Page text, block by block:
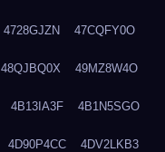
4728GJZN 47CQFY0O
48QJBQ0X 49MZ8W4O
4B13IA3F 4B1N5SGO
4D90P4CC 4DV2LKB3